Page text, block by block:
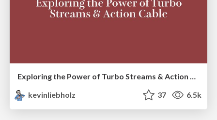
Exploring the Power of Turbo Streams & Action Cable | RailsConf2023
kevinliebholz
37 6.5k